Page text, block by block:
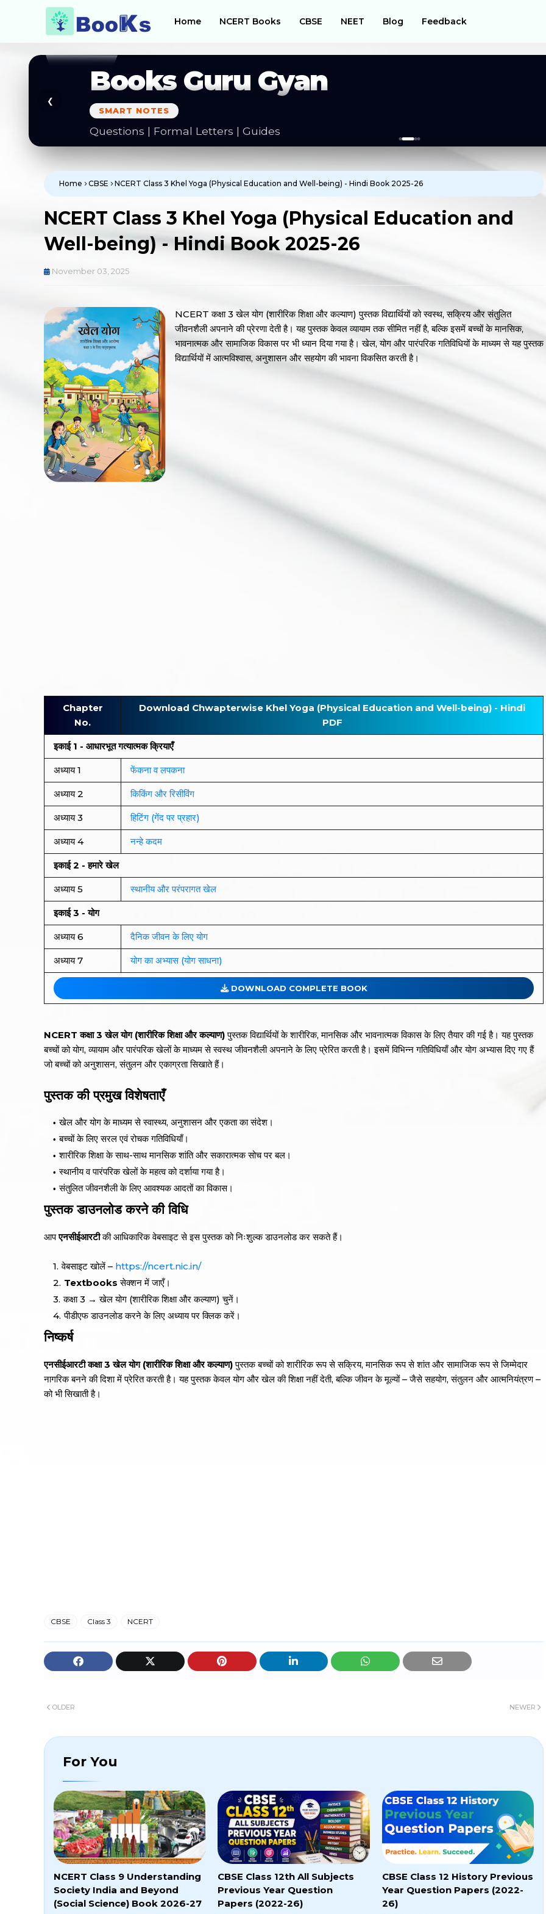
Home NCERT Books CBSE NEET Blog Feedback
Books Guru Gyan
SMART NOTES
Questions | Formal Letters | Guides
❮
Home CBSE NCERT Class 3 Khel Yoga (Physical Education and Well-being) - Hindi Book 2025-26
NCERT Class 3 Khel Yoga (Physical Education and
Well-being) - Hindi Book 2025-26
November 03, 2025
NCERT कक्षा 3 खेल योग (शारीरिक शिक्षा और कल्याण) पुस्तक विद्यार्थियों को स्वस्थ, सक्रिय और संतुलित
जीवनशैली अपनाने की प्रेरणा देती है। यह पुस्तक केवल व्यायाम तक सीमित नहीं है, बल्कि इसमें बच्चों के मानसिक,
भावनात्मक और सामाजिक विकास पर भी ध्यान दिया गया है। खेल, योग और पारंपरिक गतिविधियों के माध्यम से यह पुस्तक
विद्यार्थियों में आत्मविश्वास, अनुशासन और सहयोग की भावना विकसित करती है।
Chapter
No.
Download Chwapterwise Khel Yoga (Physical Education and Well-being) - Hindi
PDF
इकाई 1 - आधारभूत गत्यात्मक क्रियाएँ
अध्याय 1 फेंकना व लपकना
अध्याय 2 किकिंग और रिसीविंग
अध्याय 3 हिटिंग (गेंद पर प्रहार)
अध्याय 4 नन्हे कदम
इकाई 2 - हमारे खेल
अध्याय 5 स्थानीय और परंपरागत खेल
इकाई 3 - योग
अध्याय 6 दैनिक जीवन के लिए योग
अध्याय 7 योग का अभ्यास (योग साधना)
DOWNLOAD COMPLETE BOOK
NCERT कक्षा 3 खेल योग (शारीरिक शिक्षा और कल्याण)पुस्तक विद्यार्थियों के शारीरिक, मानसिक और भावनात्मक विकास के लिए तैयार की गई है। यह पुस्तक
बच्चों को योग, व्यायाम और पारंपरिक खेलों के माध्यम से स्वस्थ जीवनशैली अपनाने के लिए प्रेरित करती है। इसमें विभिन्न गतिविधियाँ और योग अभ्यास दिए गए हैं
जो बच्चों को अनुशासन, संतुलन और एकाग्रता सिखाते हैं।
पुस्तक की प्रमुख विशेषताएँ
खेल और योग के माध्यम से स्वास्थ्य, अनुशासन और एकता का संदेश।
बच्चों के लिए सरल एवं रोचक गतिविधियाँ।
शारीरिक शिक्षा के साथ-साथ मानसिक शांति और सकारात्मक सोच पर बल।
स्थानीय व पारंपरिक खेलों के महत्व को दर्शाया गया है।
संतुलित जीवनशैली के लिए आवश्यक आदतों का विकास।
पुस्तक डाउनलोड करने की विधि
आपएनसीईआरटीकी आधिकारिक वेबसाइट से इस पुस्तक को निःशुल्क डाउनलोड कर सकते हैं।
वेबसाइट खोलें – https://ncert.nic.in/
Textbooks सेक्शन में जाएँ।
कक्षा 3 → खेल योग (शारीरिक शिक्षा और कल्याण) चुनें।
पीडीएफ डाउनलोड करने के लिए अध्याय पर क्लिक करें।
निष्कर्ष
एनसीईआरटी कक्षा 3 खेल योग (शारीरिक शिक्षा और कल्याण)पुस्तक बच्चों को शारीरिक रूप से सक्रिय, मानसिक रूप से शांत और सामाजिक रूप से जिम्मेदार
नागरिक बनने की दिशा में प्रेरित करती है। यह पुस्तक केवल योग और खेल की शिक्षा नहीं देती, बल्कि जीवन के मूल्यों – जैसे सहयोग, संतुलन और आत्मनियंत्रण –
को भी सिखाती है।
CBSE Class 3 NCERT
NEWER
OLDER
For You
NCERT Class 9 Understanding
Society India and Beyond
(Social Science) Book 2026-27
CBSE Class 12th All Subjects
Previous Year Question
Papers (2022-26)
CBSE Class 12 History Previous
Year Question Papers (2022-
26)